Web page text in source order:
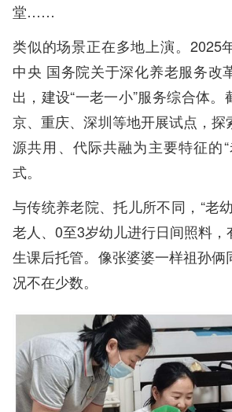
堂……
类似的场景正在多地上演。2025
中央 国务院关于深化养老服务改
出，建设“一老一小”服务综合体
京、重庆、深圳等地开展试点，探
源共用、代际共融为主要特征的
式。
与传统养老院、托儿所不同，“老
老人、0至3岁幼儿进行日间照料
生课后托管。像张婆婆一样祖孙
况不在少数。